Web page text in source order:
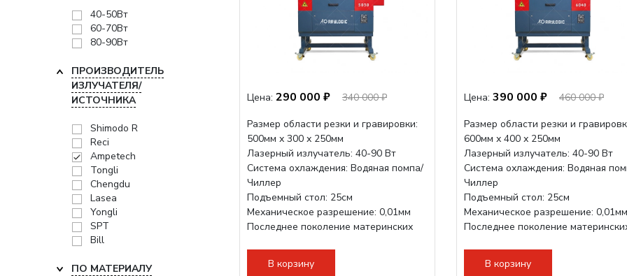
Цена: 290 000 ₽
340 000 ₽
Размер области резки и гравировки:
500мм х 300 х 250мм
Лазерный излучатель: 40-90 Вт
Система охлаждения: Водяная помпа/
Чиллер
Подъемный стол: 25см
Механическое разрешение: 0,01мм
Последнее поколение материнских
В корзину
Цена: 390 000 ₽
460 000 ₽
Размер области резки и
600мм х 400 х 250мм
Лазерный излучатель: 40-90 Вт
Система охлаждения: Водяная
Чиллер
Подъемный стол: 25см
Механическое разрешение: 0,01мм
Последнее поколение
В корзину
40-50Вт
60-70Вт
80-90Вт
ПРОИЗВОДИТЕЛЬ
ИЗЛУЧАТЕЛЯ/
ИСТОЧНИКА
Shimodo R
Reci
Ampetech
Tongli
Chengdu
Lasea
Yongli
SPT
Bill
ПО МАТЕРИАЛУ